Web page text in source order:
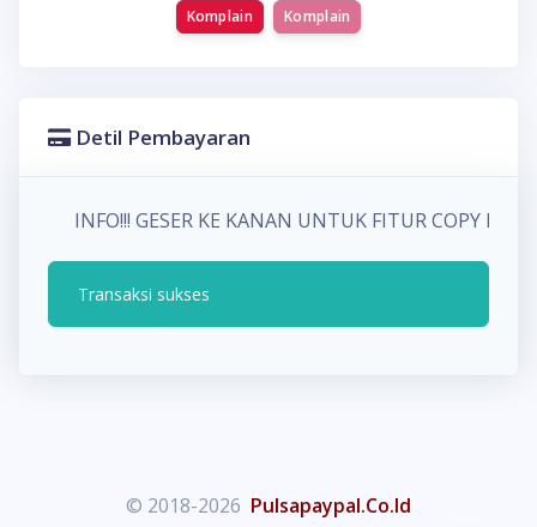
Komplain Komplain
Detil Pembayaran
INFO!!! GESER KE KANAN UNTUK FITUR COPY
Transaksi sukses
© 2018-2026 Pulsapaypal.Co.Id